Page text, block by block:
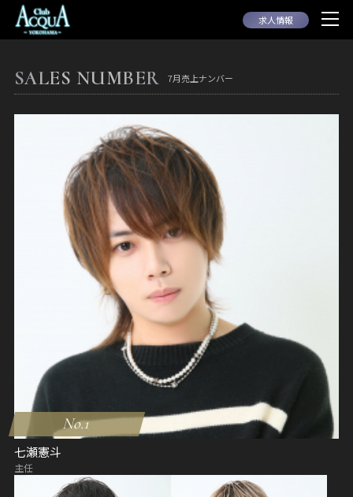
求人情報
SALES NUMBER 7月売上ナンバー
No.1
七瀬憲斗
主任